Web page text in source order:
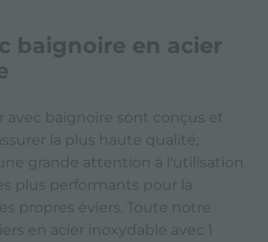
baignoire en acier
avec baignoire sont conçus et
la plus haute qualité,
grande attention à l'utilisation
plus performants pour la
propres éviers. Toute notre
en acier inoxydable avec 1